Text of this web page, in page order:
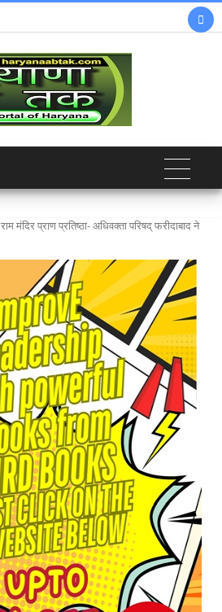

राम मंदिर प्राण प्रतिष्ठा- अधिवक्ता परिषद् फरीदाबाद ने